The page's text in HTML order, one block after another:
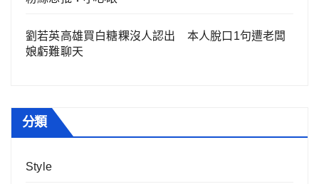
劉若英高雄買白糖粿沒人認出 本人脫口1句遭老闆
娘虧難聊天
分類
Style